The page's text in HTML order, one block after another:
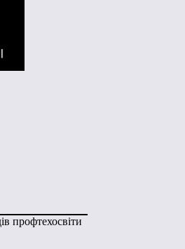
профтехосвіти